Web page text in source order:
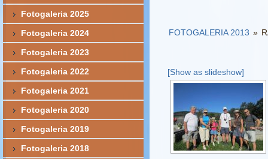
FOTOGALERIA 2013 »
[Show as slideshow]
Fotogaleria 2025
Fotogaleria 2024
Fotogaleria 2023
Fotogaleria 2022
Fotogaleria 2021
Fotogaleria 2020
Fotogaleria 2019
Fotogaleria 2018